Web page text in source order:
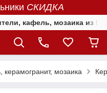
СКИДКА
кафель, мозаика из
керамогранит, мозаика